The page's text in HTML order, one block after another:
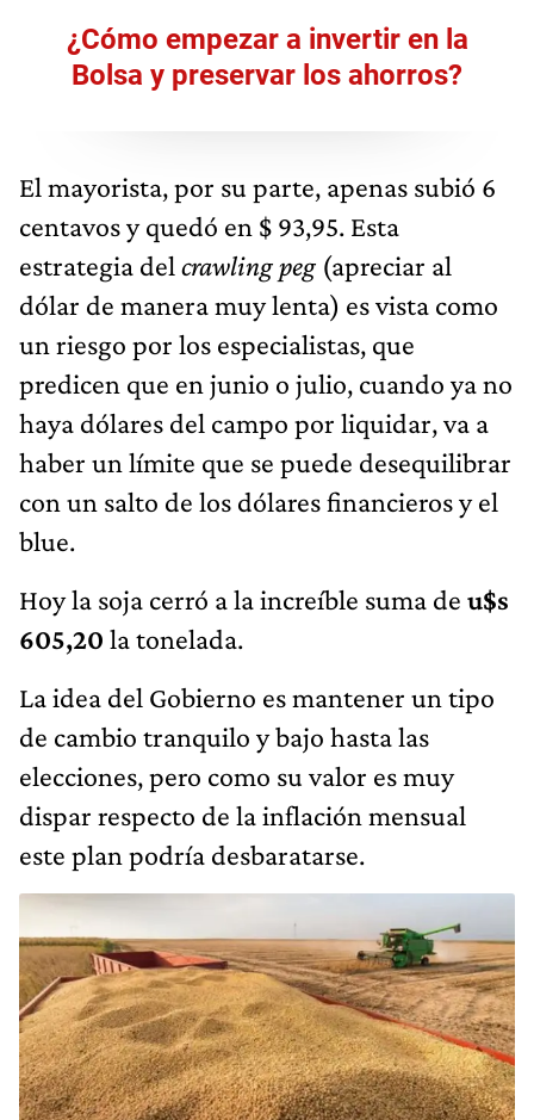
¿Cómo empezar a invertir en la
Bolsa y preservar los ahorros?
El mayorista, por su parte, apenas subió 6
centavos y quedó en $ 93,95. Esta
estrategia del crawling peg (apreciar al
dólar de manera muy lenta) es vista como
un riesgo por los especialistas, que
predicen que en junio o julio, cuando ya no
haya dólares del campo por liquidar, va a
haber un límite que se puede desequilibrar
con un salto de los dólares financieros y el
blue.
Hoy la soja cerró a la increíble suma de u$s
605,20 la tonelada.
La idea del Gobierno es mantener un tipo
de cambio tranquilo y bajo hasta las
elecciones, pero como su valor es muy
dispar respecto de la inflación mensual
este plan podría desbaratarse.